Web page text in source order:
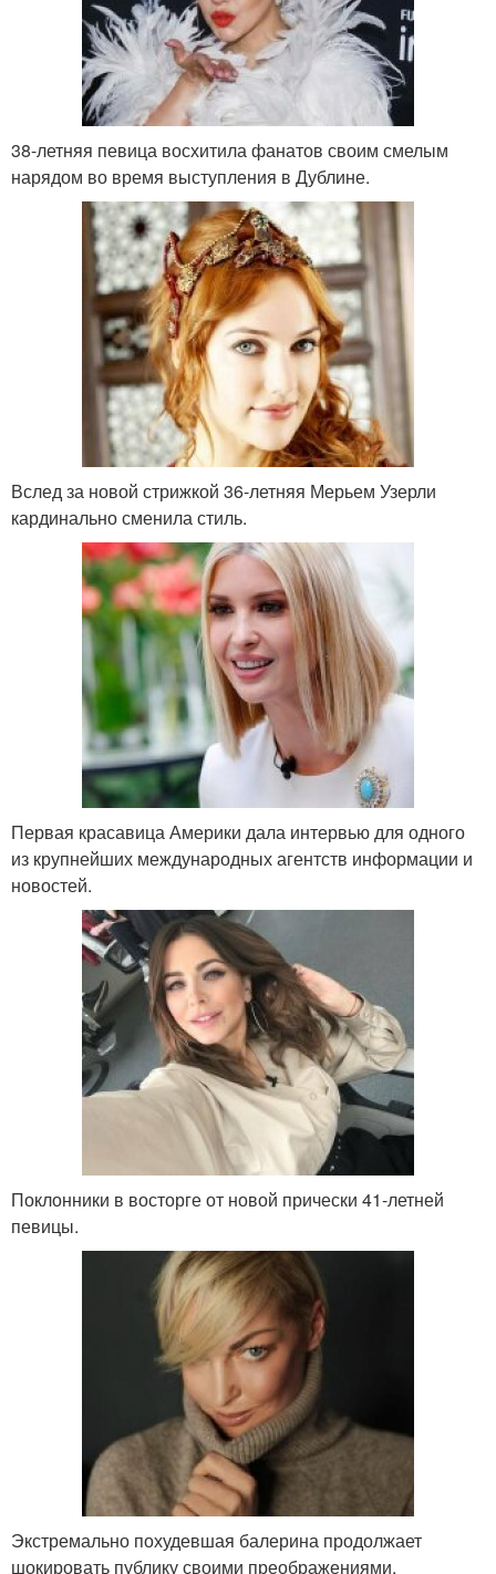
38-летняя певица восхитила фанатов своим смелым
нарядом во время выступления в Дублине.
Вслед за новой стрижкой 36-летняя Мерьем Узерли
кардинально сменила стиль.
Первая красавица Америки дала интервью для одного
из крупнейших международных агентств информации и
новостей.
Поклонники в восторге от новой прически 41-летней
певицы.
Экстремально похудевшая балерина продолжает
шокировать публику своими преображениями.